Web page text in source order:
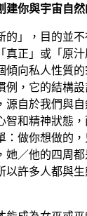
你與宇宙自然
」，目的並
正」或「原
向私人性質
，它的結構
自於我們與
和精神狀態
做你想做的，
／他的四周
許多人都與